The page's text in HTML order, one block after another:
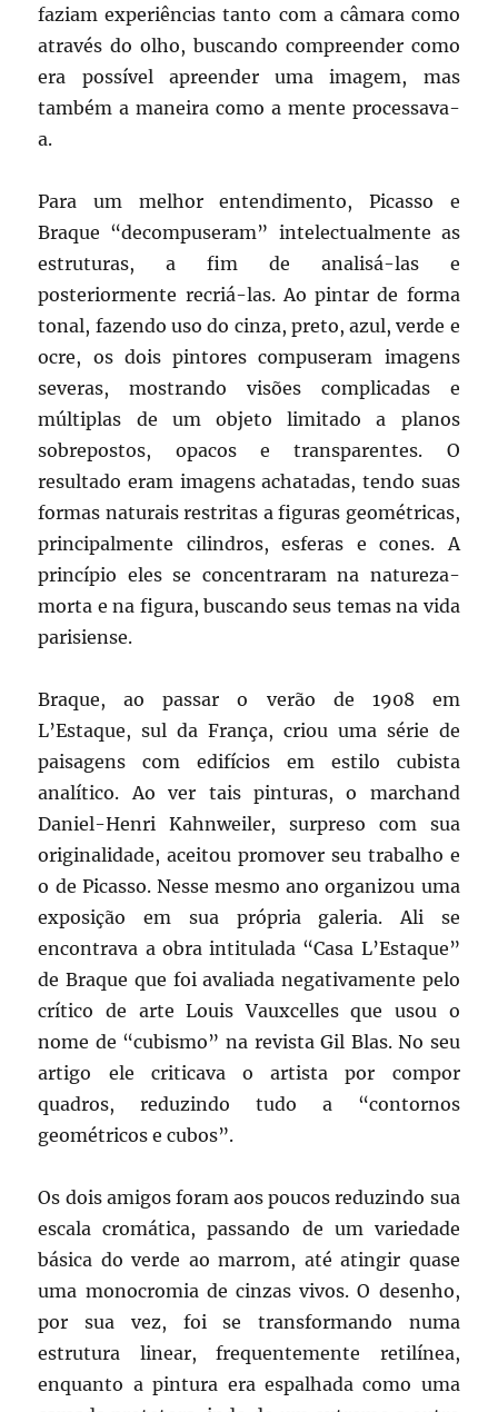
faziam experiências tanto com a câmara como
através do olho, buscando compreender como
era possível apreender uma imagem, mas
também a maneira como a mente processava-
a.
Para um melhor entendimento, Picasso e
Braque “decompuseram” intelectualmente as
estruturas, a fim de analisá-las e
posteriormente recriá-las. Ao pintar de forma
tonal, fazendo uso do cinza, preto, azul, verde e
ocre, os dois pintores compuseram imagens
severas, mostrando visões complicadas e
múltiplas de um objeto limitado a planos
sobrepostos, opacos e transparentes. O
resultado eram imagens achatadas, tendo suas
formas naturais restritas a figuras geométricas,
principalmente cilindros, esferas e cones. A
princípio eles se concentraram na natureza-
morta e na figura, buscando seus temas na vida
parisiense.
Braque, ao passar o verão de 1908 em
L’Estaque, sul da França, criou uma série de
paisagens com edifícios em estilo cubista
analítico. Ao ver tais pinturas, o marchand
Daniel-Henri Kahnweiler, surpreso com sua
originalidade, aceitou promover seu trabalho e
o de Picasso. Nesse mesmo ano organizou uma
exposição em sua própria galeria. Ali se
encontrava a obra intitulada “Casa L’Estaque”
de Braque que foi avaliada negativamente pelo
crítico de arte Louis Vauxcelles que usou o
nome de “cubismo” na revista Gil Blas. No seu
artigo ele criticava o artista por compor
quadros, reduzindo tudo a “contornos
geométricos e cubos”.
Os dois amigos foram aos poucos reduzindo sua
escala cromática, passando de um variedade
básica do verde ao marrom, até atingir quase
uma monocromia de cinzas vivos. O desenho,
por sua vez, foi se transformando numa
estrutura linear, frequentemente retilínea,
enquanto a pintura era espalhada como uma